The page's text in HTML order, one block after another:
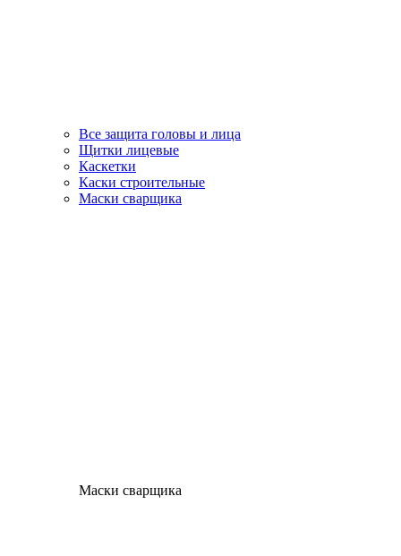
Все защита головы и лица
Щитки лицевые
Каскетки
Каски строительные
Маски сварщика
Маски сварщика